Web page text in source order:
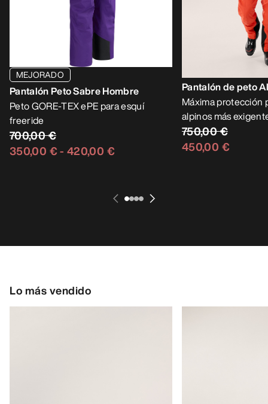
MEJORADO
Pantalón Peto Sabre Hombre
Peto GORE-TEX ePE para esquí
freeride
700,00 €
350,00 €- 420,00 €
Pantalón de peto
Máxima protección
alpinos más
750,00 €
450,00 €
Lo más vendido